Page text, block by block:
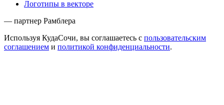
Логотипы в векторе
— партнер Рамблера
Используя КудаСочи, вы соглашаетесь с пользовательским
соглашением и политикой конфиденциальности.